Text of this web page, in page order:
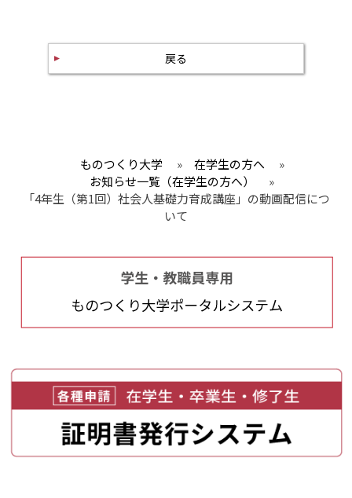
戻る
ものつくり大学 » 在学生の方へ
»
お知らせ一覧（在学生の方へ）
»
「4年生（第1回）社会人基礎力育成講座」の動画配信につ
いて